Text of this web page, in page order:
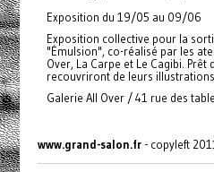
Exposition du 19/05 au 09/06
Exposition collective pour la
"Émulsion", co-réalisé par les
Over, La Carpe et Le Cagibi. Prêt
recouvriront de leurs
Galerie All Over / 41 rue des
www.grand-salon.fr- copyleft